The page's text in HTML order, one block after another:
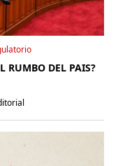
RUMBO DEL PAIS?